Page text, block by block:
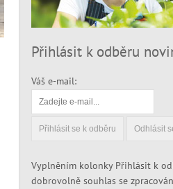
Přihlásit k odběru
Váš e-mail:
Vyplněním kolonky Přihlásit k
dobrovolně souhlas se